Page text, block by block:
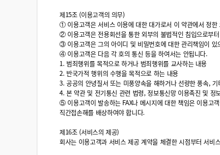
제15조 (이용고객의 의무)
① 이용고객은 서비스 이용에 대한 대가로서 이 약관에서 정
② 이용고객은 전용회선을 통한 외부의 불법적인 침입으로부
③ 이용고객은 그의 아이디 및 비밀번호에 대한 관리책임이
④ 이용고객은 다음 각 호의 통신 등을 하여서는 안됩니다.
1. 범죄행위를 목적으로 하거나 범죄행위를 교사하는 내용
2. 반국가적 행위의 수행을 목적으로 하는 내용
3. 공공의 안녕질서 또는 미풍양속을 해하거나 선량한 풍속,
4. 본 약관 및 전기통신 관련 법령, 정보통신망 이용촉진 및 정
⑤ 이용고객이 발송하는 FAX나 메시지에 대한 책임은 이용고
직간접손해를 배상하여야 합니다.
제16조 (서비스의 제공)
회사는 이용고객과 서비스 제공 계약을 체결한 시점부터 서비